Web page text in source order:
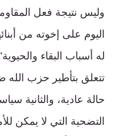
وليس نتيجة فعل
اليوم على إخوته من
له أسباب البقاء
تتعلق بتأطير حزب الله
حالة عادية، والثانية
التضحية التي لا يمكن